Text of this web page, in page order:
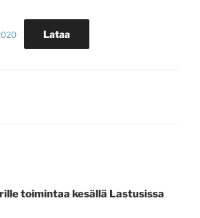
Lataa
toimintaa kesällä Lastusissa